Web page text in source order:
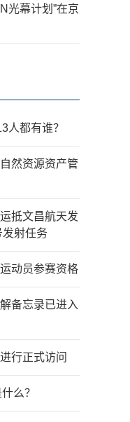
光幕计划”在京
人都有谁？
然资源资产管
抵文昌航天发
发射任务
动员参赛资格
备忘录已进入
行正式访问
么？